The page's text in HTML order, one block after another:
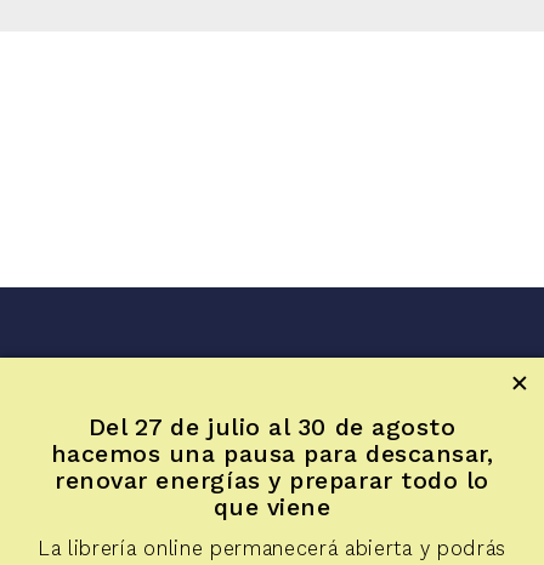
Inicio
Artículos
Reseñas de fotolibros
Diálogos
Apuntes
Voces y miradas
Del 27 de julio al 30 de agosto
hacemos una pausa para descansar,
renovar energías y preparar todo lo
que viene
La librería online permanecerá abierta y podrás